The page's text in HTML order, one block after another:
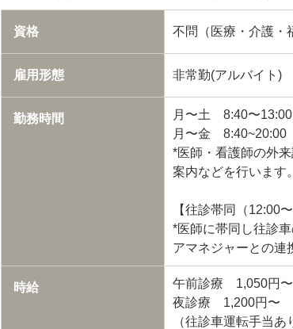
資格 不問（医療・介護・
雇用形態 非常勤(アルバイト)
勤務時間
月〜土 8:40〜13:00
月〜金 8:40~20:00
*医師・看護師の外
案内などを行います。
【往診帯同（12:00
*医師に帯同し往診
アマネジャーとの連
時給
午前診療 1,050円〜
夜診療 1,200円〜
（往診車運転手当あ